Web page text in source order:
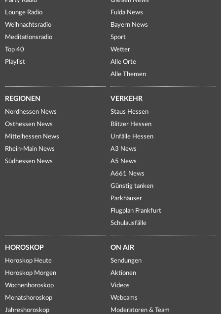
Lounge Radio
Weihnachtsradio
Meditationsradio
Top 40
Playlist
Fulda News
Bayern News
Sport
Wetter
Alle Orte
Alle Themen
REGIONEN
Nordhessen News
Osthessen News
Mittelhessen News
Rhein-Main News
Südhessen News
VERKEHR
Staus Hessen
Blitzer Hessen
Unfälle Hessen
A3 News
A5 News
A661 News
Günstig tanken
Parkhäuser
Flugplan Frankfurt
Schulausfälle
HOROSKOP
Horoskop Heute
Horoskop Morgen
Wochenhoroskop
Monatshoroskop
Jahreshoroskop
ON AIR
Sendungen
Aktionen
Videos
Webcams
Moderatoren & Team